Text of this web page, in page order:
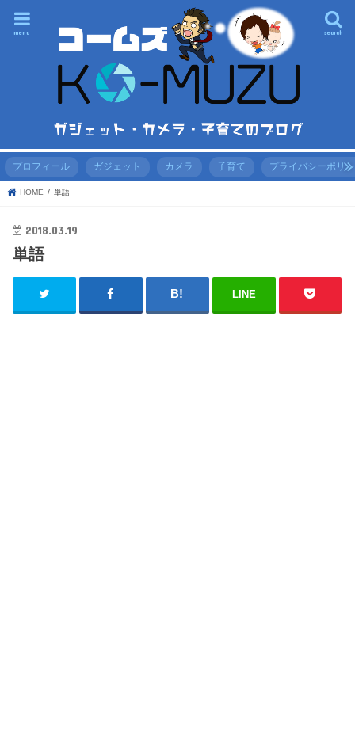
search
menu
プロフィール ガジェット カメラ 子育て プライバシーポリ
HOME 単語
2018.03.19
単語
LINE